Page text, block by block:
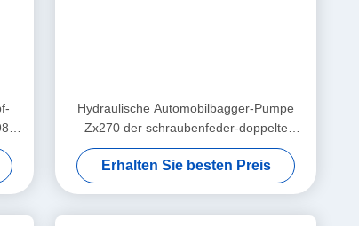
-
Hydraulische Automobilbagger-Pumpe
Zx270 der schraubenfeder-doppelte
Ventil-Platten-EX200-2
Erhalten Sie besten Preis